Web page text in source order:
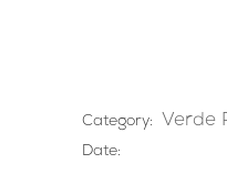
Category: Verde
Date: